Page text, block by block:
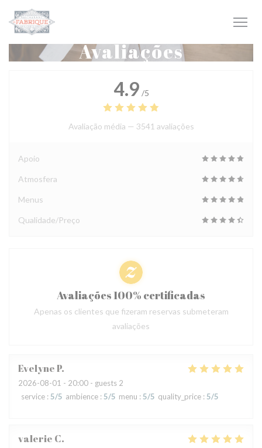
Painel de Gerenciamento de Cookies
Avaliações
EvelyneP
2026-08-01 - 20:00 - guests 2
service : 5/5 ambience : 5/5 menu : 5/5 quality_price : 5/5
valerie C
4.9 /5
Avaliação média — 3541 avaliações
Apoio
Atmosfera
Menus
Qualidade/Preço
Avaliações 100% certificadas
Apenas os clientes que fizeram reservas submeteram
avaliações